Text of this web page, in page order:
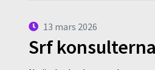
13 mars 2026
Srf